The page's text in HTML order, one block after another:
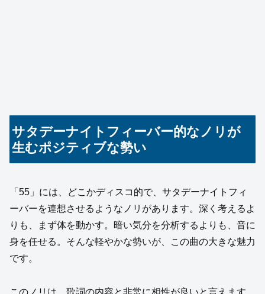
サタデーナイトフィーバー的なノリが
生むポジティブな勢い
「55」には、どこかディスコ的で、サタデーナイトフィ
ーバーを連想させるようなノリがあります。深く考えるよ
りも、まず体を動かす。暗い気分を分析するよりも、音に
身を任せる。そんな軽やかな勢いが、この曲の大きな魅力
です。